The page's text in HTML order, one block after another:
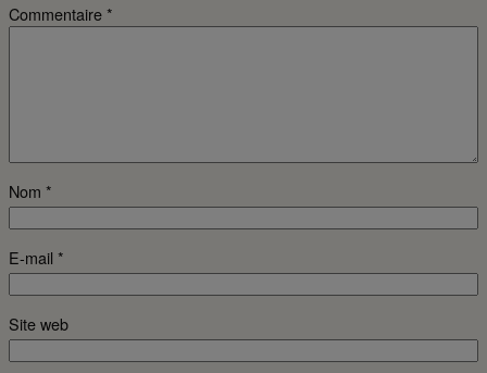
Commentaire*
Nom *
E-mail *
Site web